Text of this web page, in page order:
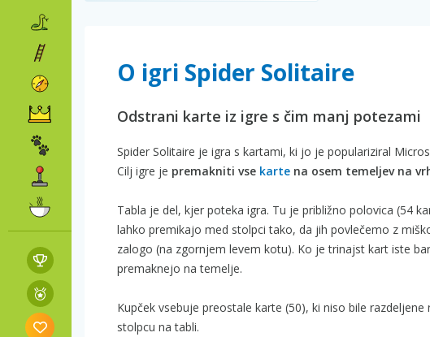
O igri Spider Solitaire
Odstrani karte iz igre s čim manj potezami
Spider Solitaire je igra s kartami, ki jo je populariziral
Cilj igre je premakniti vse karte na osem temeljev na
Tabla je del, kjer poteka igra. Tu je približno polovica (54
lahko premikajo med stolpci tako, da jih povlečemo z
zalogo (na zgornjem levem kotu). Ko je trinajst kart iste
premaknejo na temelje.
Kupček vsebuje preostale karte (50), ki niso bile
stolpcu na tabli.